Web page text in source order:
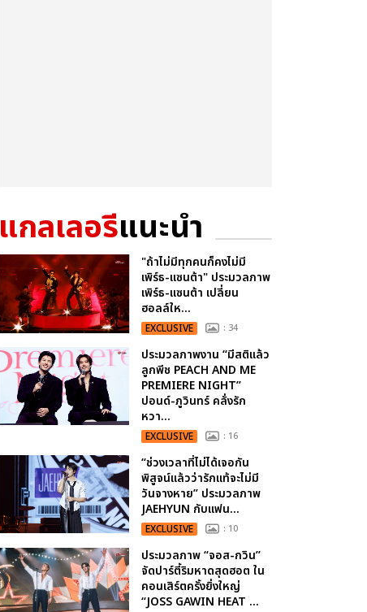
แกลเลอรีแนะนำ
"ถ้าไม่มีทุกคนก็คงไม่มี
เพิร์ธ-แซนต้า" ประมวลภาพ
เพิร์ธ-แซนต้า เปลี่ยน
ฮอลล์ให...
EXCLUSIVE : 34
ประมวลภาพงาน “มีสติแล้ว
ลูกพีช PEACH AND ME
PREMIERE NIGHT”
ปอนด์-ภูวินทร์ คลั่งรัก
หวา...
EXCLUSIVE : 16
“ช่วงเวลาที่ไม่ได้เจอกัน
พิสูจน์แล้วว่ารักแท้จะไม่มี
วันจางหาย” ประมวลภาพ
JAEHYUN กับแฟน...
EXCLUSIVE : 10
ประมวลภาพ “จอส-กวิน”
จัดปาร์ตี้ริมหาดสุดฮอต ใน
คอนเสิร์ตครั้งยิ่งใหญ่
“JOSS GAWIN HEAT ...